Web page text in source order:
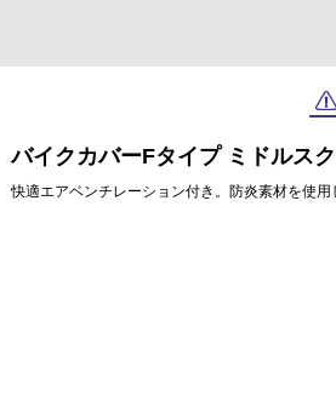
バイクカバーFタイプ ミドルス
快適エアベンチレーション付き。防炎素材を使